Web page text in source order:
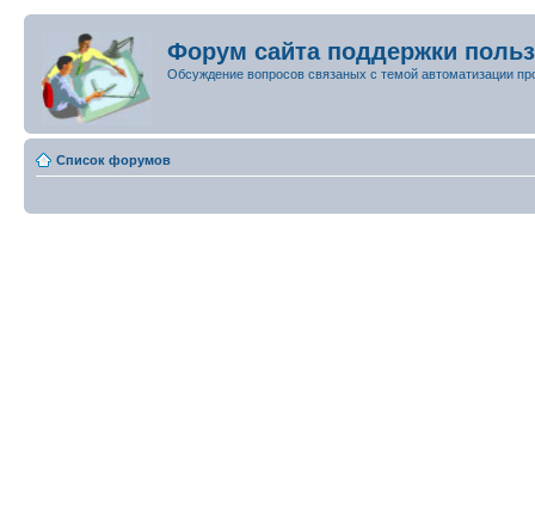
Форум сайта поддержки
Обсуждение вопросов связаных с темой автоматизации
Список форумов